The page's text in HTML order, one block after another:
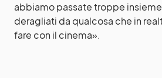
abbiamo passate troppe
deragliati da qualcosa che in
fare con il cinema».